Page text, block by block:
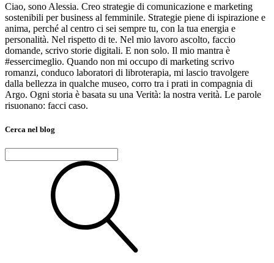
Ciao, sono Alessia. Creo strategie di comunicazione e marketing
sostenibili per business al femminile. Strategie piene di ispirazione e
anima, perché al centro ci sei sempre tu, con la tua energia e
personalità. Nel rispetto di te. Nel mio lavoro ascolto, faccio
domande, scrivo storie digitali. E non solo. Il mio mantra è
#essercimeglio. Quando non mi occupo di marketing scrivo
romanzi, conduco laboratori di libroterapia, mi lascio travolgere
dalla bellezza in qualche museo, corro tra i prati in compagnia di
Argo. Ogni storia è basata su una Verità: la nostra verità. Le parole
risuonano: facci caso.
Cerca nel blog
per: